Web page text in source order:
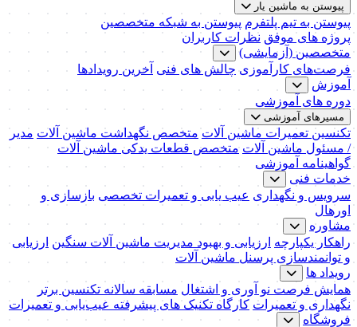
پیوستن به ماشین یار
پیوستن به تیم پلتفرم پیوستن به شبکه متخصصین
پروژه های موفق نظرات کاربران
متخصصین (آزمایشی)
فرصت‌های کارآموزی چالش های فنی آخرین رویدادها
آموزش
دوره های آموزشی
مسیرهای آموزشی
تکنسین تعمیرات ماشین آلات متخصص نگهداشت ماشین آلات مدیر
/ مسئول ماشین آلات متخصص قطعات یدکی ماشین آلات
گواهینامه آموزشی
خدمات فنی
سرویس و نگهداری عیب یابی و تعمیرات تخصصی بازسازی و
اورهال
مشاوره
راهکار یکپارچه ارزیابی و بهبود مدیریت ماشین آلات سنگین ارزیابی
و توانمندسازی پرسنل ماشین آلات
رویداد ها
همایش فرصت نو آوری و اشتغال مسابقه سالانه تکنسین برتر
نگهداری و تعمیرات کارگاه تکنیک‌ های پیشرفته عیب‌یابی و تعمیرات
فروشگاه